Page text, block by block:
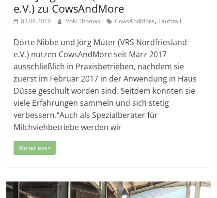
e.V.) zu CowsAndMore
03.06.2019 Volk Thomas CowsAndMore, Laufstall
Dörte Nibbe und Jörg Müter (VRS Nordfriesland
e.V.) nutzen CowsAndMore seit März 2017
ausschließlich in Praxisbetrieben, nachdem sie
zuerst im Februar 2017 in der Anwendung in Haus
Düsse geschult worden sind. Seitdem konnten sie
viele Erfahrungen sammeln und sich stetig
verbessern.“Auch als Spezialberater für
Milchviehbetriebe werden wir
Weiterlesen